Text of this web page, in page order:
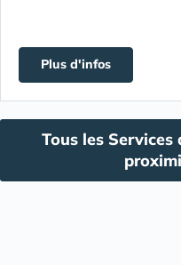
Plus d'infos
Tous les Services